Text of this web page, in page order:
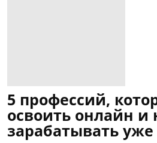
5 профессий,
освоить онлайн и
зарабатывать